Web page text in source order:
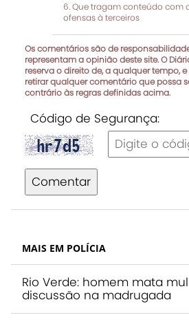
Que tragam conteúdo com
ofensas à terceiros
Os comentários são de
representam a opinião deste site. O
reserva o direito de, a qualquer tempo,
retirar qualquer comentário que possa
contrário às regras definidas acima.
Código de Segurança:
Comentar
MAIS EM POLÍCIA
Rio Verde: homem mata
discussão na madrugada